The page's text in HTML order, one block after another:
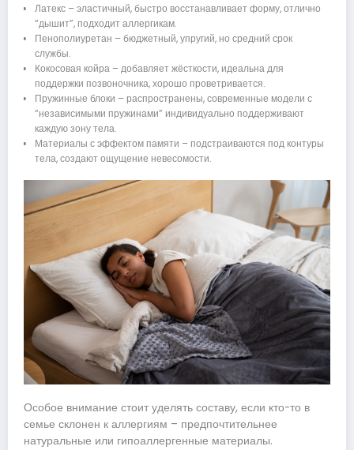
Латекс – эластичный, быстро восстанавливает форму, отлично
“дышит”, подходит аллергикам.
Пенополиуретан – бюджетный, упругий, но средний срок
службы.
Кокосовая койра – добавляет жёсткости, идеальна для
поддержки позвоночника, хорошо проветривается.
Пружинные блоки – распространены, современные модели с
“независимыми пружинами” индивидуально поддерживают
каждую зону тела.
Материалы с эффектом памяти – подстраиваются под контуры
тела, создают ощущение невесомости.
Особое внимание стоит уделять составу, если кто-то в
семье склонен к аллергиям – предпочтительнее
натуральные или гипоаллергенные материалы.